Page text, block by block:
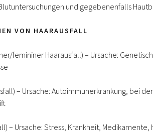
und gegebenenfalls
VON HAARAUSFALL
femininer Haarausfall) – Ursache:
– Ursache: Autoimmunerkrankung, bei
– Ursache: Stress, Krankheit,